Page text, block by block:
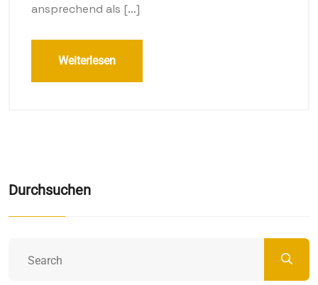
ansprechend als […]
Weiterlesen
Durchsuchen